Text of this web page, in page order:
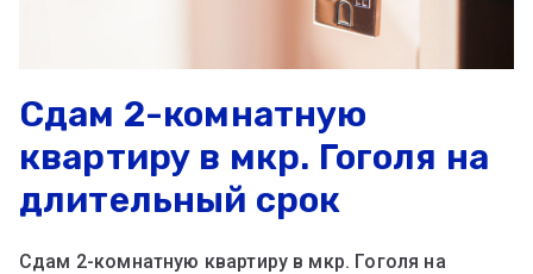
Сдам 2-комнатную
квартиру в мкр. Гоголя на
длительный срок
Сдам 2-комнатную квартиру в мкр. Гоголя на